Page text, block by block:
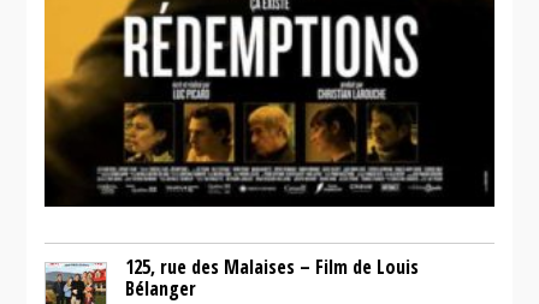
125, rue des Malaises – Film de Louis
Bélanger